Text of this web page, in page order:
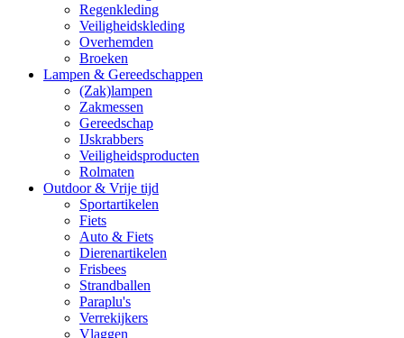
Regenkleding
Veiligheidskleding
Overhemden
Broeken
Lampen & Gereedschappen
(Zak)lampen
Zakmessen
Gereedschap
IJskrabbers
Veiligheidsproducten
Rolmaten
Outdoor & Vrije tijd
Sportartikelen
Fiets
Auto & Fiets
Dierenartikelen
Frisbees
Strandballen
Paraplu's
Verrekijkers
Vlaggen